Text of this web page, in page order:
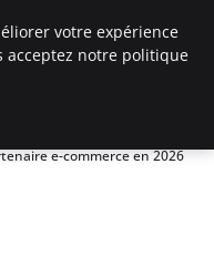
e-commerce en 2026
votre expérience
acceptez notre politique